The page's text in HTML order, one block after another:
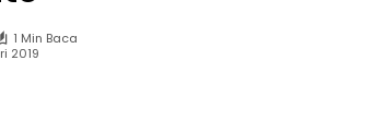
1 Min Baca
2019